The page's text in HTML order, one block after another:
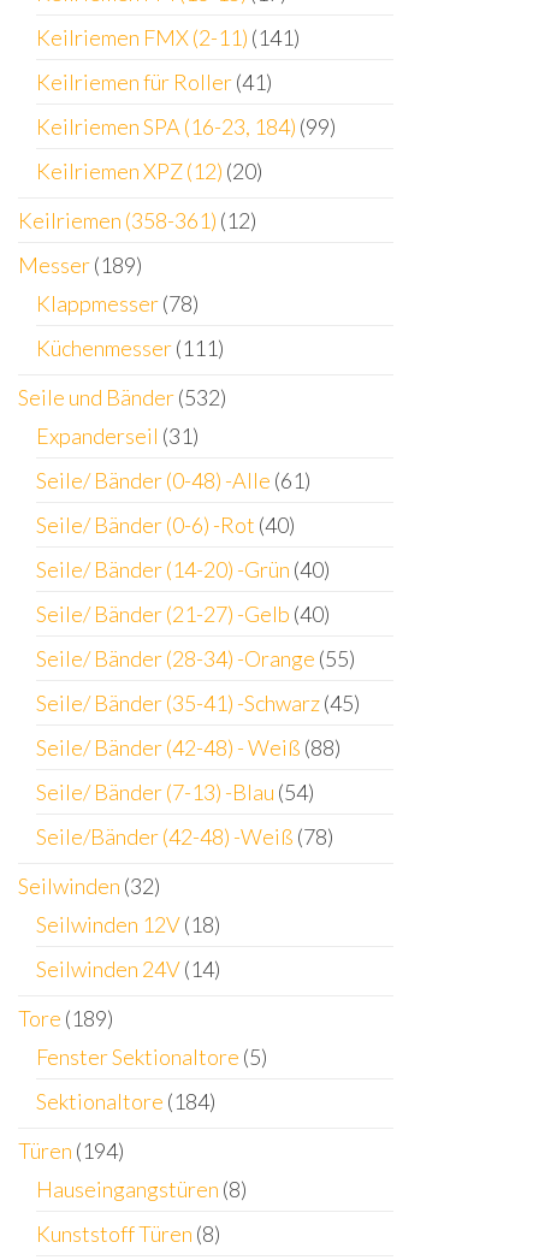
Keilriemen FMX (2-11) (141)
Keilriemen für Roller(41)
Keilriemen SPA (16-23, 184) (99)
Keilriemen XPZ (12) (20)
Keilriemen (358-361) (12)
Messer(189)
Klappmesser(78)
Küchenmesser(111)
Seile und Bänder(532)
Expanderseil (31)
Seile/ Bänder (0-48) -Alle (61)
Seile/ Bänder (0-6) -Rot (40)
Seile/ Bänder (14-20) -Grün (40)
Seile/ Bänder (21-27) -Gelb (40)
Seile/ Bänder (28-34) -Orange (55)
Seile/ Bänder (35-41) -Schwarz(45)
Seile/ Bänder (42-48) - Weiß (88)
Seile/ Bänder (7-13) -Blau (54)
Seile/Bänder (42-48) -Weiß (78)
Seilwinden (32)
Seilwinden 12V(18)
Seilwinden 24V(14)
Tore (189)
Fenster Sektionaltore (5)
Sektionaltore (184)
Türen (194)
Hauseingangstüren (8)
Kunststoff Türen (8)